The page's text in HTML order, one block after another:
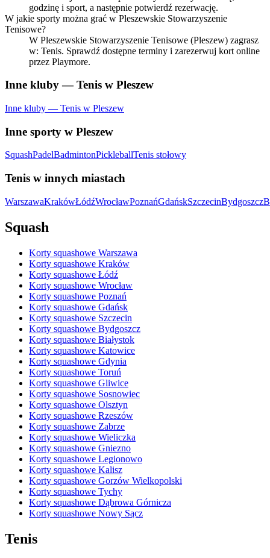
godzinę i sport, a następnie potwierdź rezerwację.
W jakie sporty można grać w Pleszewskie Stowarzyszenie
Tenisowe?
W Pleszewskie Stowarzyszenie Tenisowe (Pleszew) zagrasz
w: Tenis. Sprawdź dostępne terminy i zarezerwuj kort online
przez Playmore.
Inne kluby — Tenis w Pleszew
Inne kluby — Tenis w Pleszew
Inne sporty w Pleszew
SquashPadelBadmintonPickleballTenis stołowy
Tenis w innych miastach
WarszawaKrakówŁódźWrocławPoznańGdańskSzczecinBydgoszcz
Squash
Korty squashowe Warszawa
Korty squashowe Kraków
Korty squashowe Łódź
Korty squashowe Wrocław
Korty squashowe Poznań
Korty squashowe Gdańsk
Korty squashowe Szczecin
Korty squashowe Bydgoszcz
Korty squashowe Białystok
Korty squashowe Katowice
Korty squashowe Gdynia
Korty squashowe Toruń
Korty squashowe Gliwice
Korty squashowe Sosnowiec
Korty squashowe Olsztyn
Korty squashowe Rzeszów
Korty squashowe Zabrze
Korty squashowe Wieliczka
Korty squashowe Gniezno
Korty squashowe Legionowo
Korty squashowe Kalisz
Korty squashowe Gorzów Wielkopolski
Korty squashowe Tychy
Korty squashowe Dąbrowa Górnicza
Korty squashowe Nowy Sącz
Tenis